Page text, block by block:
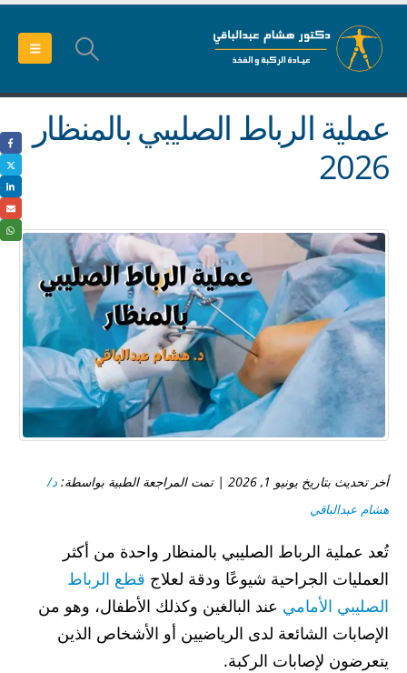
عملية الرباط الصليبي بالمنظار
2026
أخر تحديث بتاريخ يونيو 1, 2026 | تمت المراجعة الطبية بواسطة:
د/
هشام عبدالباقي
تُعد عملية الرباط الصليبي بالمنظار واحدة من أكثر
العمليات الجراحية شيوعًا ودقة لعلاج قطع الرباط
الصليبي الأمامي عند البالغين وكذلك الأطفال، وهو من
الإصابات الشائعة لدى الرياضيين أو الأشخاص الذين
يتعرضون لإصابات الركبة.